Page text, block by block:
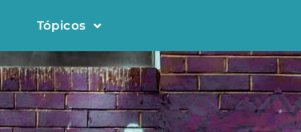
Tópicos